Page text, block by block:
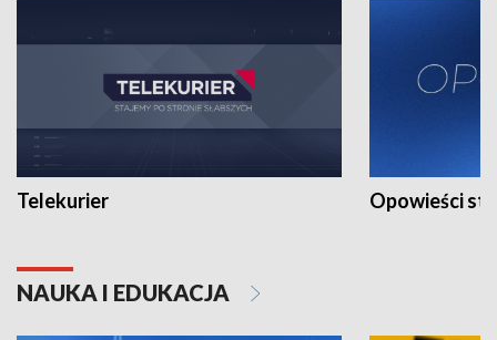
Telekurier Opowieści
NAUKA I EDUKACJA